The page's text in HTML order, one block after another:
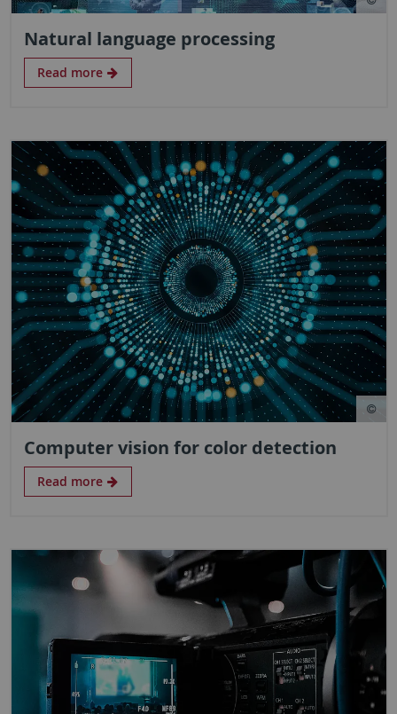
Natural language processing
Read more
Computer vision for color detection
Read more